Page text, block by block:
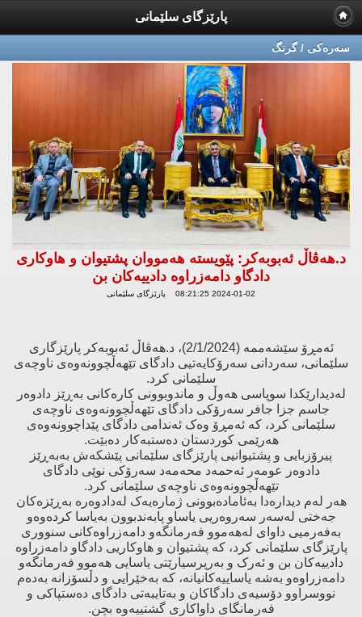
پارێزگای سلێمانی
سه‌ره‌كی / گرنگ
د.هەڤاڵ ئەبوبەکر: پێویستە هەمووان پشتیوان و هاوکاری
دادگاو دامەزراوە دادییەکان بن
2024-01-02 08:21:25 پارێزگای سلێمانی
ئەمڕۆ سێشەممە (2/1/2024)، د.هەڤاڵ ئەبوبەکر پارێزگاری
سلێمانی، سەردانی سەرۆکایەتیی دادگای تێهەڵچوونەوەی ناوچەی
سلێمانی کرد.
لەدیدارێکدا سوپاسی هەوڵ و ماندوبوونی کارەکانی بەڕێز دادوەر
جاسم جزا‌ جافر سەرۆکی دادگای تێهەڵچوونەوەی ناوچەی
سلێمانی کرد، کە ئەمڕۆ وەک ئەندامی دادگای پێداچوونەوەی
هه‌رێمی کوردستان دەستبەکار دەبێت.
پیرۆزبایی و پشتیوانیی پارێزگای سلێمانی پێشکەش بەبەڕێز
دادوەر عومەر ئەحمەد محەمەد سەرۆکی نوێی دادگای
تێهەڵچوونەوەی ناوچەی سلێمانی کرد.
هەر لەم دیدارەدا بەئامادەبوونی ژمارەیەک لەدادوەرە بەڕێزەکان
جەختی لەسەر سەروەریی یاساو پابەندبوون بەیاسا کردەوەو
بەفەرمیی داوای لەهەموو فەرمانگەو دامەزراوەکانی سنووری
پارێزگای سلێمانی کرد، کە پشتیوان و هاوکاریی دادگاو دامەزراوە
دادییەکان بن و ئەرک و بەرپرسیارێتی یاسایی هەموو فەرمانگەو
دامەزراوەو بەشە یاساییەکانیانە، کە بەخێرایی و دڵسۆزانە بەدەم
نووسراوو دۆسیەی دادگاکان و بەتایبەتی دادگای دەستپاکی و
فەرمانگای داواکاری گشتییەوە بچن.